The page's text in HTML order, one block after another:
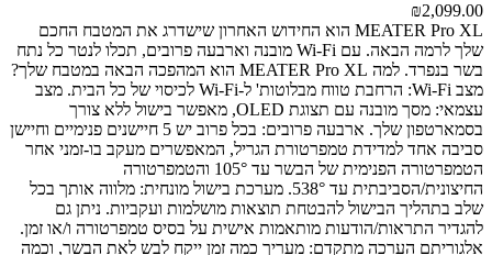
₪2,099.00
MEATER Pro XL הוא החידוש האחרון שישדרג את המטבח החכם
שלך לרמה הבאה. עם Wi-Fi מובנה וארבעה פרובים, תכלו לנטר כל נתח
בשר בנפרד. למה MEATER Pro XL הוא המהפכה הבאה במטבח שלך?
מצב Wi-Fi: הרחבת טווח מבלוטות' ל-Wi-Fi לכיסוי של כל הבית.
מצב
עצמאי: מסך מובנה עם תצוגת OLED, מאפשר בישול ללא צורך
בסמארטפון שלך.
ארבעה פרובים: בכל פרוב יש 5 חיישנים פנימיים וחיישן
סביבה אחד למדידת טמפרטורת הגריל, המאפשרים מעקב בו-זמני אחר
הטמפרטורה הפנימית של הבשר עד 105° והטמפרטורה
החיצונית/הסביבתית עד 538°.
מערכת בישול מונחית: מלווה אותך בכל
שלב בתהליך הבישול להבטחת תוצאות מושלמות ועקביות. ניתן גם
להגדיר התראות/הודעות מותאמות אישית על בסיס טמפרטורה ו/או זמן.
אלגוריתם הערכה מתקדם: מעריך כמה זמן ייקח לבש לאת הבשר, וכמה